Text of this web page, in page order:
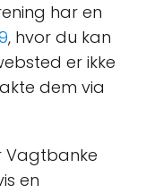
har en
, hvor du kan
er ikke
dem via
Vagtbanke
en